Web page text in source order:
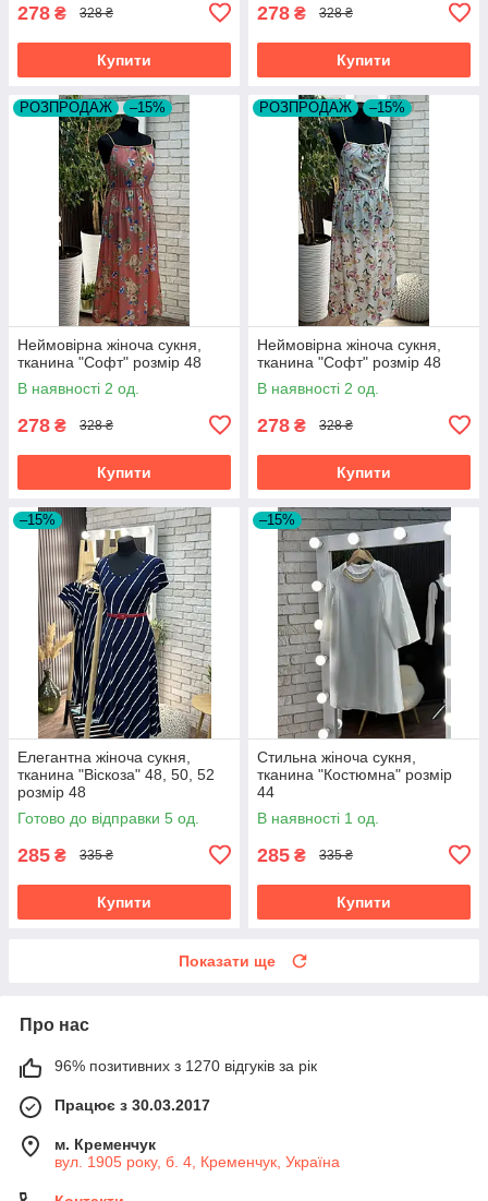
278 ₴ 328 ₴
Купити
278 ₴ 328 ₴
Купити
РОЗПРОДАЖ –15%
Неймовірна жіноча сукня,
тканина "Софт" розмір 48
В наявності 2 од.
278 ₴ 328 ₴
Купити
РОЗПРОДАЖ –15%
Неймовірна жіноча сукня,
тканина "Софт" розмір 48
В наявності 2 од.
278 ₴ 328 ₴
Купити
–15%
Елегантна жіноча сукня,
тканина "Віскоза" 48, 50, 52
розмір 48
Готово до відправки 5 од.
285 ₴ 335 ₴
Купити
–15%
Стильна жіноча сукня,
тканина "Костюмна" розмір
44
В наявності 1 од.
285 ₴ 335 ₴
Купити
Показати ще
Про нас
96% позитивних з 1270 відгуків за рік
Працює з 30.03.2017
м. Кременчук
вул. 1905 року, б. 4, Кременчук, Україна